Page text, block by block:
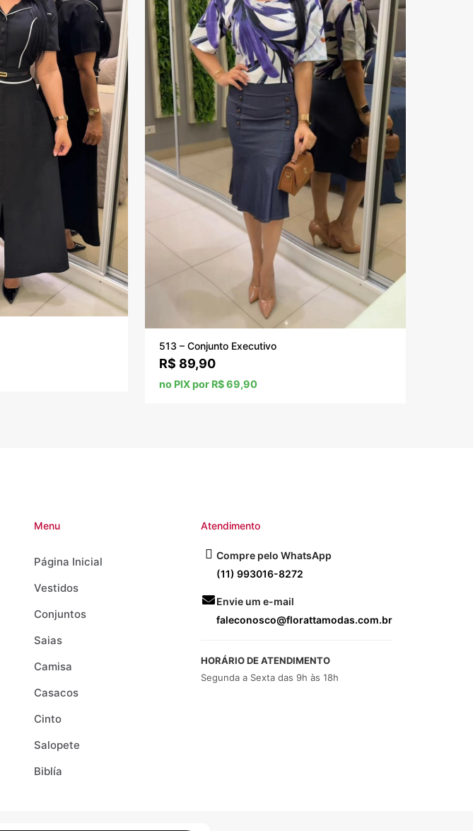
513 – Conjunto Executivo
R$ 89,90
no PIX por R$ 69,90
Menu
Página Inicial
Vestidos
Conjuntos
Saias
Camisa
Casacos
Cinto
Salopete
Biblía
Atendimento
Compre pelo WhatsApp
(11) 993016-8272
Envie um e-mail
faleconosco@florattamodas.com.br
HORÁRIO DE ATENDIMENTO
Segunda a Sexta das 9h às 18h